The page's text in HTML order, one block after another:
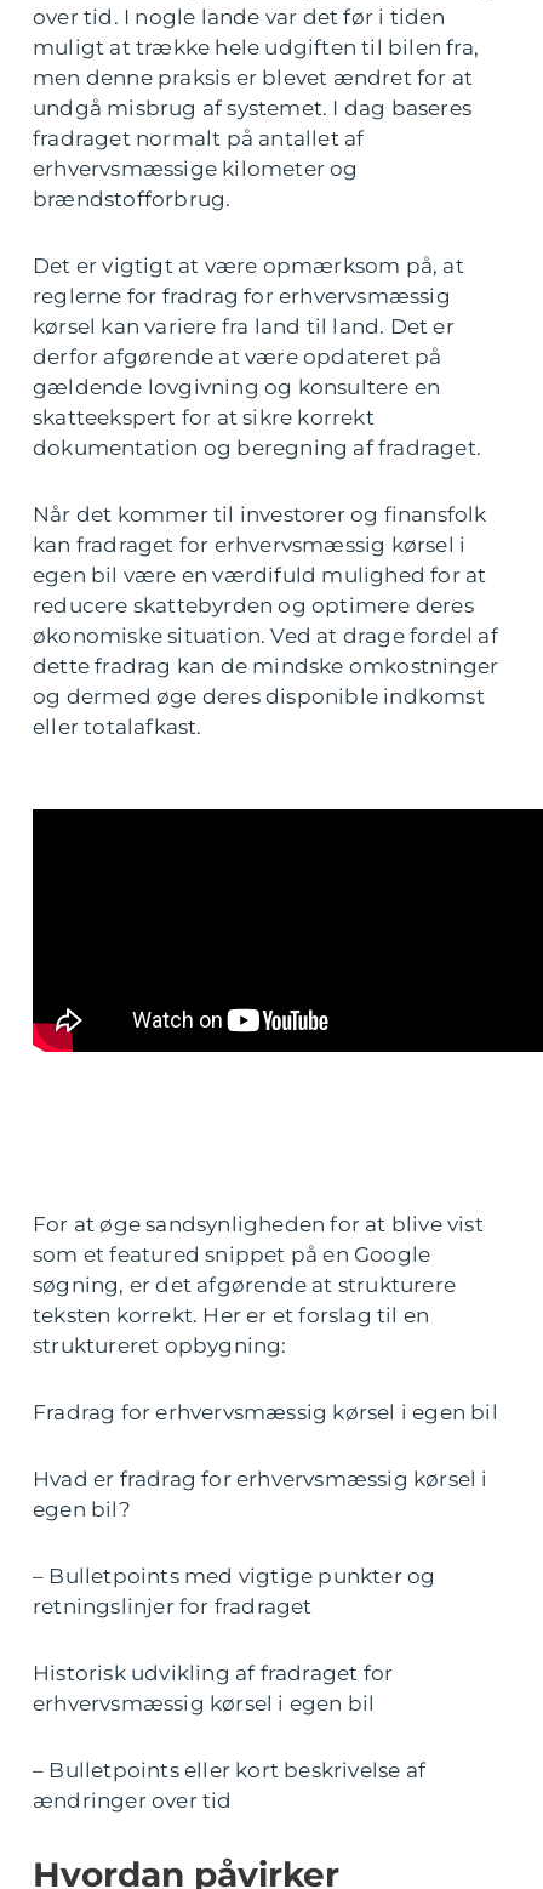
over tid. I nogle lande var det før i tiden
muligt at trække hele udgiften til bilen fra,
men denne praksis er blevet ændret for at
undgå misbrug af systemet. I dag baseres
fradraget normalt på antallet af
erhvervsmæssige kilometer og
brændstofforbrug.
Det er vigtigt at være opmærksom på, at
reglerne for fradrag for erhvervsmæssig
kørsel kan variere fra land til land. Det er
derfor afgørende at være opdateret på
gældende lovgivning og konsultere en
skatteekspert for at sikre korrekt
dokumentation og beregning af fradraget.
Når det kommer til investorer og finansfolk
kan fradraget for erhvervsmæssig kørsel i
egen bil være en værdifuld mulighed for at
reducere skattebyrden og optimere deres
økonomiske situation. Ved at drage fordel af
dette fradrag kan de mindske omkostninger
og dermed øge deres disponible indkomst
eller totalafkast.
For at øge sandsynligheden for at blive vist
som et featured snippet på en Google
søgning, er det afgørende at strukturere
teksten korrekt. Her er et forslag til en
struktureret opbygning:
Fradrag for erhvervsmæssig kørsel i egen bil
Hvad er fradrag for erhvervsmæssig kørsel i
egen bil?
– Bulletpoints med vigtige punkter og
retningslinjer for fradraget
Historisk udvikling af fradraget for
erhvervsmæssig kørsel i egen bil
– Bulletpoints eller kort beskrivelse af
ændringer over tid
Hvordan påvirker